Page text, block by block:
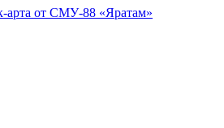
арта от СМУ-88 «Яратам»